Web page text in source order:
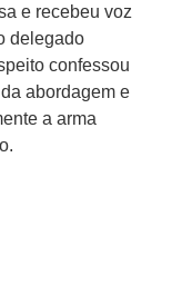
e recebeu voz
delegado
confessou
abordagem e
a arma